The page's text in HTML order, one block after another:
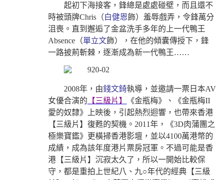
起初下海接客，鋒總是處處碰壁，而且還不
時被頭牌Chris（白健恩飾）羞辱戲弄，令鋒萬分
沮喪。直到邂逅了金盆洗手多年的上一代鴨王
Absence（單立文飾），在他的傾囊傳授下，鋒
一路披荊斬棘，逐漸成為新一代鴨王……
2008年，由錢文錡執導，並邀請一票日本AV
女優合演的 【三級片】
《金瓶梅》、《金瓶梅II
愛的奴隸》上映後，引起熱烈迴響，也帶來香港
【三級片】復甦的契機。2011年，《3D肉蒲團之
極樂寶鑑》更橫掃香港影壇，並以4100萬港幣的
成績，成為該年度港片票房冠軍。不過可能是香
港【三級片】沉寂太久了，所以一開始比較保
守，都是重拍上世紀八、九○年代的經典【三級